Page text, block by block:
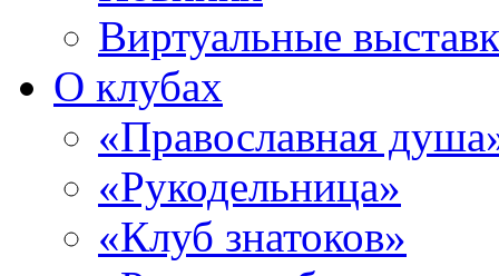
Виртуальные
О клубах
«Православная
«Рукодельница»
«Клуб знатоков»